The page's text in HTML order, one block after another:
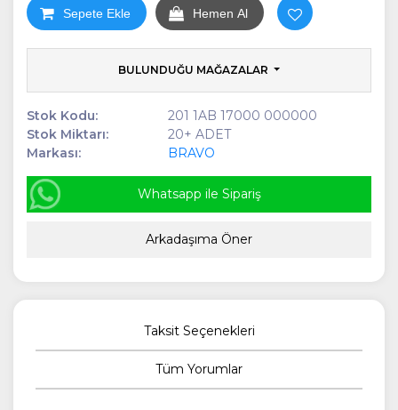
Sepete Ekle Hemen Al
BULUNDUĞU MAĞAZALAR
Stok Kodu:
201 1AB 17000 000000
Stok Miktarı:
20+ ADET
Markası:
BRAVO
Whatsapp ile Sipariş
Arkadaşıma Öner
Taksit Seçenekleri
Tüm Yorumlar